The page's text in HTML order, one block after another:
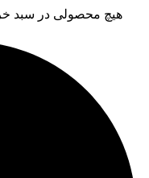
هیچ محصولی در سبد